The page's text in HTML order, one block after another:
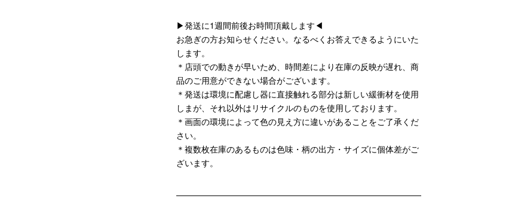
▶発送に1週間前後お時間頂戴します◀
お急ぎの方お知らせください。なるべくお答えできるようにいた
します。
＊店頭での動きが早いため、時間差により在庫の反映が遅れ、商
品のご用意ができない場合がございます。
＊発送は環境に配慮し器に直接触れる部分は新しい緩衝材を使用
しまが、それ以外はリサイクルのものを使用しております。
＊画面の環境によって色の見え方に違いがあることをご了承くだ
さい。
＊複数枚在庫のあるものは色味・柄の出方・サイズに個体差がご
ざいます。